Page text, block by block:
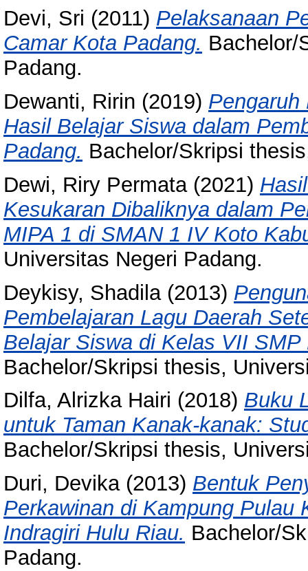
Devi, Sri (2011) Pelaksanaan
Camar Kota Padang. Bachelor/
Padang.
Dewanti, Ririn (2019) Pengaruh
Hasil Belajar Siswa dalam
Padang. Bachelor/Skripsi
Dewi, Riry Permata(2021)
Kesukaran Dibaliknya dalam
MIPA 1 di SMAN 1 IV Koto
Universitas Negeri Padang.
Deykisy, Shadila(2013)
Pembelajaran Lagu Daerah
Belajar Siswa di Kelas VII
Bachelor/Skripsi thesis,
Dilfa, Alrizka Hairi (2018) Buku
untuk Taman Kanak-kanak:
Bachelor/Skripsi thesis,
Duri, Devika(2013) Bentuk
Perkawinan di Kampung Pulau
Indragiri Hulu Riau. Bachelor/
Padang.